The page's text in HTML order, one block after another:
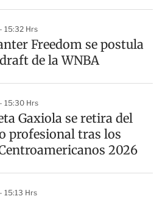
15:32 Hrs
Freedom se postula
de la WNBA
15:30 Hrs
Gaxiola se retira del
profesional tras los
2026
15:13 Hrs